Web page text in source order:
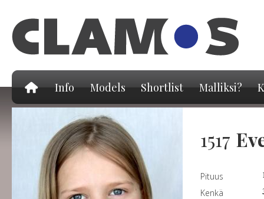
Info Models Shortlist Malliksi?
1517
Pituus
Kenkä